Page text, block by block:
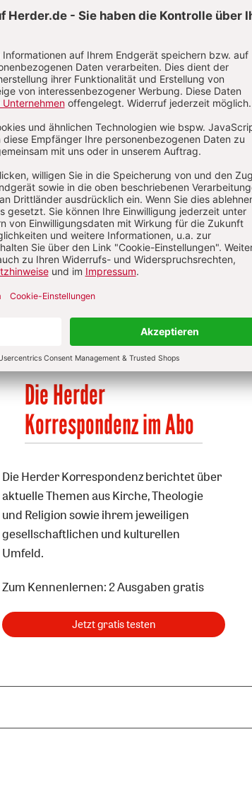
aus den Krisen herausführen.
Julia-Maria
Die Herder
Korrespondenz im Abo
Die Herder Korrespondenz berichtet über
aktuelle Themen aus Kirche, Theologie
und Religion sowie ihrem jeweiligen
gesellschaftlichen und kulturellen
Umfeld.
Zum Kennenlernen: 2 Ausgaben gratis
Jetzt gratis testen